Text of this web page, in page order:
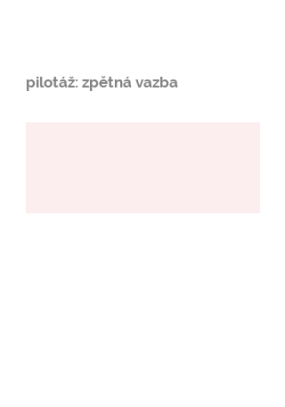
pilotáž: zpětná vazba